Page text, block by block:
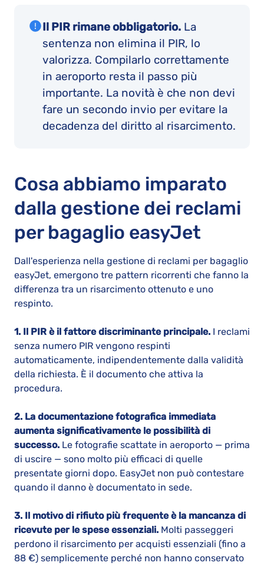
Il PIR rimane obbligatorio. La
sentenza non elimina il PIR, lo
valorizza. Compilarlo correttamente
in aeroporto resta il passo più
importante. La novità è che non devi
fare un secondo invio per evitare la
decadenza del diritto al risarcimento.
Cosa abbiamo imparato
dalla gestione dei reclami
per bagaglio easyJet
Dall'esperienza nella gestione di reclami per bagaglio
easyJet, emergono tre pattern ricorrenti che fanno la
differenza tra un risarcimento ottenuto e uno
respinto.
1. Il PIR è il fattore discriminante principale. I reclami
senza numero PIR vengono respinti
automaticamente, indipendentemente dalla validità
della richiesta. È il documento che attiva la
procedura.
2. La documentazione fotografica immediata
aumenta significativamente le possibilità di
successo. Le fotografie scattate in aeroporto — prima
di uscire — sono molto più efficaci di quelle
presentate giorni dopo. EasyJet non può contestare
quando il danno è documentato in sede.
3. Il motivo di rifiuto più frequente è la mancanza di
ricevute per le spese essenziali. Molti passeggeri
perdono il risarcimento per acquisti essenziali (fino a
88 €) semplicemente perché non hanno conservato